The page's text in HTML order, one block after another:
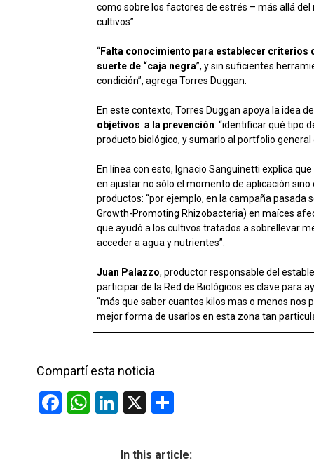
como sobre los factores de estrés – más allá
cultivos”.
“Falta conocimiento para establecer criterios
suerte de “caja negra”, y sin suficientes
condición”, agrega Torres Duggan.
En este contexto, Torres Duggan apoya la idea de
objetivos a la prevención: “identificar qué tipo
producto biológico, y sumarlo al portfolio general
En línea con esto, Ignacio Sanguinetti explica
en ajustar no sólo el momento de aplicación
productos: “por ejemplo, en la campaña pasada
Growth-Promoting Rhizobacteria) en maíces
que ayudó a los cultivos tratados a sobrellevar
acceder a agua y nutrientes”.
Juan Palazzo, productor responsable del
participar de la Red de Biológicos es clave para
“más que saber cuantos kilos mas o menos nos
mejor forma de usarlos en esta zona tan
Compartí esta noticia
F
W Li
ke
X
m
In this article: